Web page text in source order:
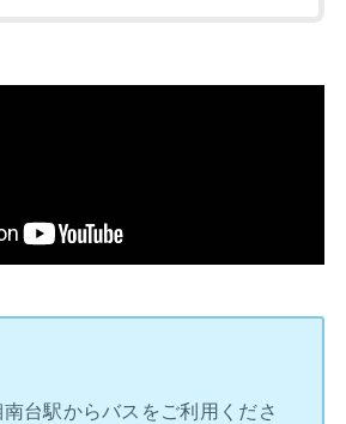
台駅からバスをご利用くださ